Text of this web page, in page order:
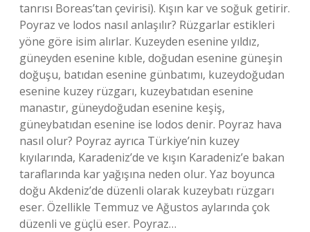
tanrısı Boreas’tan çevirisi). Kışın kar ve soğuk getirir.
Poyraz ve lodos nasıl anlaşılır? Rüzgarlar estikleri
yöne göre isim alırlar. Kuzeyden esenine yıldız,
güneyden esenine kıble, doğudan esenine güneşin
doğuşu, batıdan esenine günbatımı, kuzeydoğudan
esenine kuzey rüzgarı, kuzeybatıdan esenine
manastır, güneydoğudan esenine keşiş,
güneybatıdan esenine ise lodos denir. Poyraz hava
nasıl olur? Poyraz ayrıca Türkiye’nin kuzey
kıyılarında, Karadeniz’de ve kışın Karadeniz’e bakan
taraflarında kar yağışına neden olur. Yaz boyunca
doğu Akdeniz’de düzenli olarak kuzeybatı rüzgarı
eser. Özellikle Temmuz ve Ağustos aylarında çok
düzenli ve güçlü eser. Poyraz…